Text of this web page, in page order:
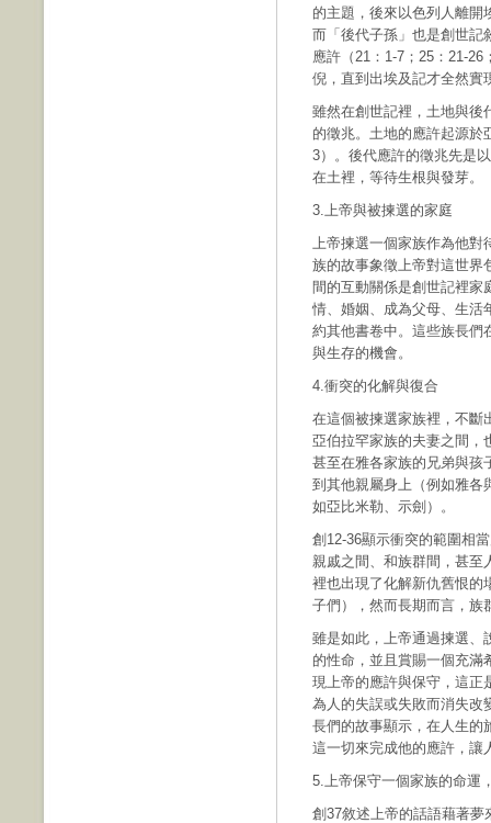
的主題，後來以色列人離開
而「後代子孫」也是創世記
應許（21：1-7；25：21-
倪，直到出埃及記才全然實
雖然在創世記裡，土地與後
的徵兆。土地的應許起源於
3）。後代應許的徵兆先是
在土裡，等待生根與發芽。
3.上帝與被揀選的家庭
上帝揀選一個家族作為他對
族的故事象徵上帝對這世界
間的互動關係是創世記裡家
情、婚姻、成為父母、生活
約其他書卷中。這些族長們
與生存的機會。
4.衝突的化解與復合
在這個被揀選家族裡，不斷
亞伯拉罕家族的夫妻之間，
甚至在雅各家族的兄弟與孩
到其他親屬身上（例如雅各
如亞比米勒、示劍）。
創12-36顯示衝突的範圍相
親戚之間、和族群間，甚至
裡也出現了化解新仇舊恨的
子們），然而長期而言，族
雖是如此，上帝通過揀選、
的性命，並且賞賜一個充滿
現上帝的應許與保守，這正
為人的失誤或失敗而消失改
長們的故事顯示，在人生的
這一切來完成他的應許，
5.上帝保守一個家族的命運
創37敘述上帝的話語藉著